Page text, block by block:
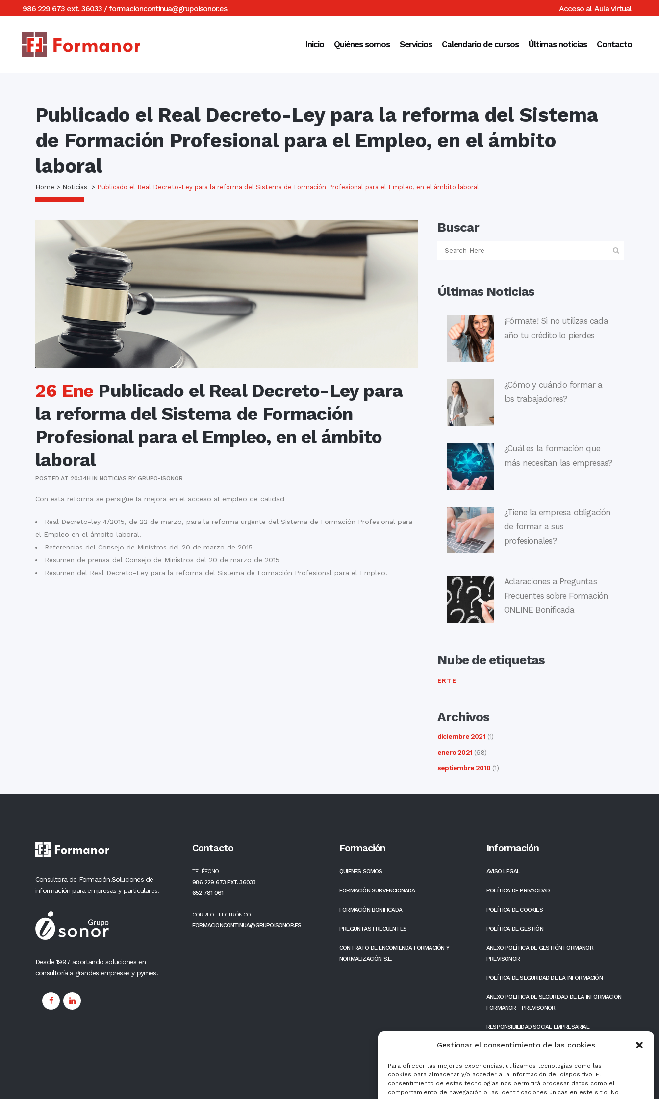
Gestionar el consentimiento de las cookies
Para ofrecer las mejores experiencias, utilizamos tecnologías como las
cookies para almacenar y/o acceder a la información del dispositivo. El
consentimiento de estas tecnologías nos permitirá procesar datos como el
comportamiento de navegación o las identificaciones únicas en este sitio. No
986 229 673 ext. 36033 /formacioncontinua@grupoisonor.es Acceso al Aula virtual
Inicio Quiénes somos Servicios Calendario de cursos Últimas noticias Contacto
Publicado el Real Decreto-Ley para la reforma del Sistema
de Formación Profesional para el Empleo, en el ámbito
laboral
Home > Noticias > Publicado el Real Decreto-Ley para la reforma del Sistema de Formación Profesional para el Empleo, en el ámbito laboral
26 Ene Publicado el Real Decreto-Ley para
la reforma del Sistema de Formación
Profesional para el Empleo, en el ámbito
laboral
POSTED AT 20:34H INNOTICIAS BY GRUPO-ISONOR
Con esta reforma se persigue la mejora en el acceso al empleo de calidad
Real Decreto-ley 4/2015, de 22 de marzo, para la reforma urgente del Sistema de Formación Profesional para
el Empleo en el ámbito laboral.
Referencias del Consejo de Ministros del 20 de marzo de 2015
Resumen de prensa del Consejo de Ministros del 20 de marzo de 2015
Resumen del Real Decreto-Ley para la reforma del Sistema de Formación Profesional para el Empleo.
Buscar
Últimas Noticias
¡Fórmate! Si no utilizas cada
año tu crédito lo pierdes
¿Cómo y cuándo formar a
los trabajadores?
¿Cuál es la formación que
más necesitan las empresas?
¿Tiene la empresa obligación
de formar a sus
profesionales?
Aclaraciones a Preguntas
Frecuentes sobre Formación
ONLINE Bonificada
Nube de etiquetas
ERTE
Archivos
diciembre 2021(1)
enero 2021(68)
septiembre 2010(1)
Consultora de Formación.Soluciones de
información para empresas y particulares.
Desde 1997 aportando soluciones en
consultoría a grandes empresas y pymes.
Contacto
TELÉFONO:
986 229 673 EXT. 36033
652 781 061
CORREO ELECTRÓNICO:
FORMACIONCONTINUA@GRUPOISONOR.ES
Formación
QUIENES SOMOS
FORMACIÓN SUBVENCIONADA
FORMACIÓN BONIFICADA
PREGUNTAS FRECUENTES
CONTRATO DE ENCOMIENDA FORMACIÓN Y
NORMALIZACIÓN S.L.
Información
AVISO LEGAL
POLÍTICA DE PRIVACIDAD
POLÍTICA DE COOKIES
POLÍTICA DE GESTIÓN
ANEXO POLÍTICA DE GESTIÓN FORMANOR -
PREVISONOR
POLÍTICA DE SEGURIDAD DE LA INFORMACIÓN
ANEXO POLÍTICA DE SEGURIDAD DE LA INFORMACIÓN
FORMANOR - PREVISONOR
RESPONSIBILIDAD SOCIAL EMPRESARIAL
FONDOS PÚBLICOS